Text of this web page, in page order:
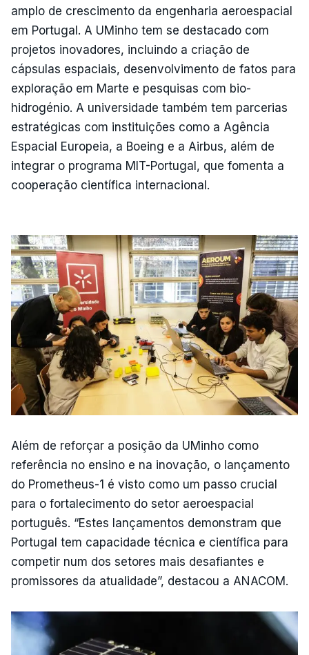
amplo de crescimento da engenharia aeroespacial
em Portugal. A UMinho tem se destacado com
projetos inovadores, incluindo a criação de
cápsulas espaciais, desenvolvimento de fatos para
exploração em Marte e pesquisas com bio-
hidrogénio. A universidade também tem parcerias
estratégicas com instituições como a Agência
Espacial Europeia, a Boeing e a Airbus, além de
integrar o programa MIT-Portugal, que fomenta a
cooperação científica internacional.
Além de reforçar a posição da UMinho como
referência no ensino e na inovação, o lançamento
do Prometheus-1 é visto como um passo crucial
para o fortalecimento do setor aeroespacial
português. “Estes lançamentos demonstram que
Portugal tem capacidade técnica e científica para
competir num dos setores mais desafiantes e
promissores da atualidade”, destacou a ANACOM.